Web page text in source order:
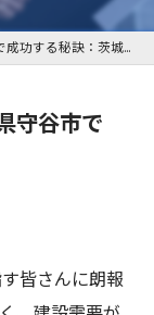
訣：茨城県守谷市で年収500万円を目指す方法
守谷市で
皆さんに朗報